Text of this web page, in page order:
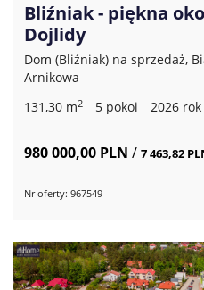
Bliźniak - piękna
Dojlidy
Dom (Bliźniak) na sprzedaż,
Arnikowa
131,30 m2 5 pokoi 2026 rok
980 000,00 PLN / 7 463,82
Nr oferty: 967549